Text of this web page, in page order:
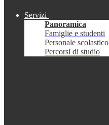
Servizi
Panoramica
Famiglie e studenti
Personale scolastico
Percorsi di studio